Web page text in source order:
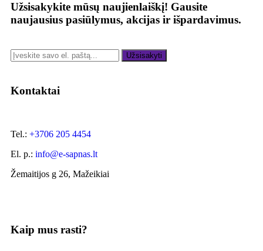
Užsisakykite mūsų naujienlaiškį! Gausite
naujausius pasiūlymus, akcijas ir išpardavimus.
Užsisakyti
Kontaktai
Tel.: +3706 205 4454
El. p.: info@e-sapnas.lt
Žemaitijos g 26, Mažeikiai
Kaip mus rasti?